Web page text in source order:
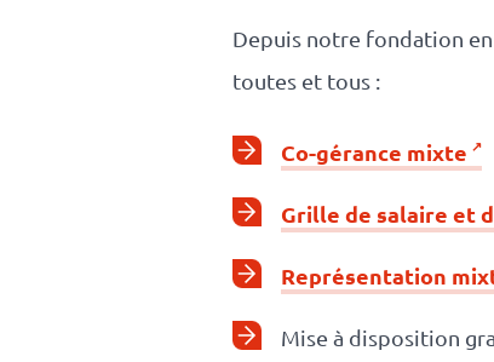
Depuis notre fondation
toutes et tous :
Co-gérance mixte
Grille de salaire et
Représentation
Mise à disposition